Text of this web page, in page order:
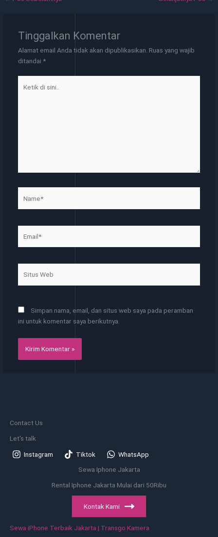
Tinggalkan Komentar
Alamat email Anda tidak akan dipublikasikan. Ruas yang wajib
ditandai *
Web
Simpan nama, email, dan situs web saya pada peramban
ini untuk komentar saya berikutnya.
Contact Us
Let's talk
Instagram Tiktok
WhatsApp
Sewa Iphone Jakarta
Rental Iphone Jakarta Mulai dari 50Ribu
Kontak Kami
Sewa iPhone Terbaik Jakarta | Transgo Kamera